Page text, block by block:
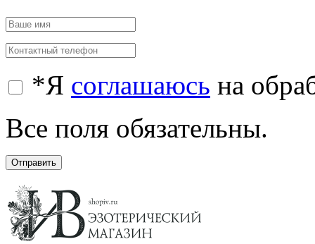
*Я соглашаюсь на
Все поля обязательны.
Отправить